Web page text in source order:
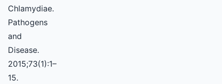
Chlamydiae.
Pathogens
and
Disease.
2015;73(1):1–
15.